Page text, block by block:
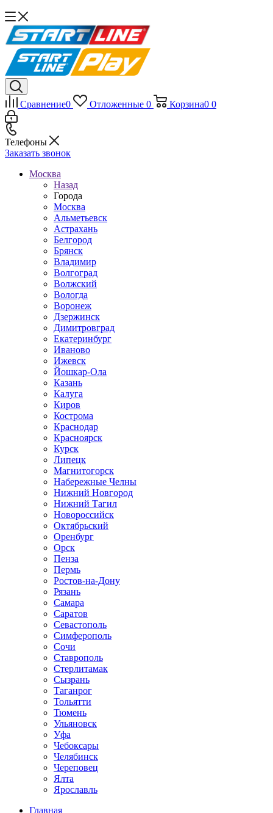
Сравнение0 Отложенные 0 Корзина0 0
Телефоны
Заказать звонок
Москва
Назад
Города
Москва
Альметьевск
Астрахань
Белгород
Брянск
Владимир
Волгоград
Волжский
Вологда
Воронеж
Дзержинск
Димитровград
Екатеринбург
Иваново
Ижевск
Йошкар-Ола
Казань
Калуга
Киров
Кострома
Краснодар
Красноярск
Курск
Липецк
Магнитогорск
Набережные Челны
Нижний Новгород
Нижний Тагил
Новороссийск
Октябрьский
Оренбург
Орск
Пенза
Пермь
Ростов-на-Дону
Рязань
Самара
Саратов
Севастополь
Симферополь
Сочи
Ставрополь
Стерлитамак
Сызрань
Таганрог
Тольятти
Тюмень
Ульяновск
Уфа
Чебоксары
Челябинск
Череповец
Ялта
Ярославль
Главная